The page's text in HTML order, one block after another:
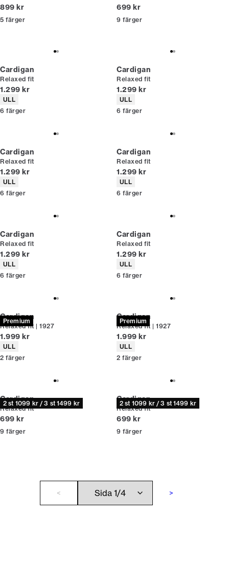
Nuvarande pris
899 kr
5 färger
Nuvarande pris
699 kr
9 färger
Cardigan
Relaxed fit
Nuvarande pris
1.299 kr
Produktattribut
ULL
6 färger
Cardigan
Relaxed fit
Nuvarande pris
1.299 kr
Produktattribut
ULL
6 färger
Cardigan
Relaxed fit
Nuvarande pris
1.299 kr
Produktattribut
ULL
6 färger
Cardigan
Relaxed fit
Nuvarande pris
1.299 kr
Produktattribut
ULL
6 färger
Cardigan
Relaxed fit
Nuvarande pris
1.299 kr
Produktattribut
ULL
6 färger
Cardigan
Relaxed fit
Nuvarande pris
1.299 kr
Produktattribut
ULL
6 färger
Premium
Cardigan
Relaxed fit | 1927
Nuvarande pris
1.999 kr
Produktattribut
ULL
2 färger
Premium
Cardigan
Relaxed fit | 1927
Nuvarande pris
1.999 kr
Produktattribut
ULL
2 färger
2 st 1099 kr / 3 st 1499 kr
Cardigan
Relaxed fit
Nuvarande pris
699 kr
9 färger
2 st 1099 kr / 3 st 1499 kr
Cardigan
Relaxed fit
Nuvarande pris
699 kr
9 färger